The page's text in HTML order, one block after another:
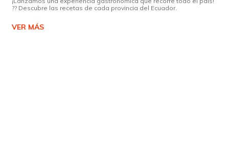
?? Descubre las recetas de cada provincia del Ecuador.
VER MÁS